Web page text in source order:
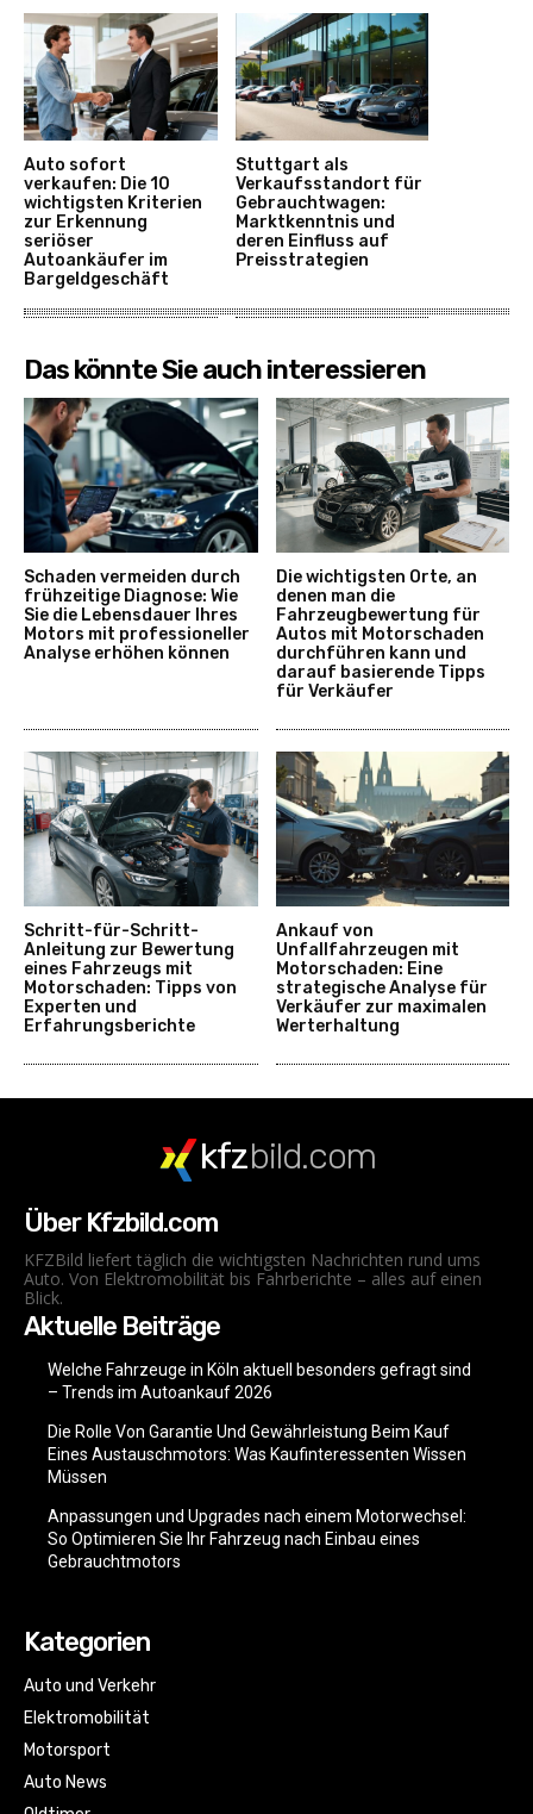
Auto sofort
verkaufen: Die 10
wichtigsten Kriterien
zur Erkennung
seriöser
Autoankäufer im
Bargeldgeschäft
Stuttgart als
Verkaufsstandort für
Gebrauchtwagen:
Marktkenntnis und
deren Einfluss auf
Preisstrategien
Das könnte Sie auch interessieren
Schaden vermeiden durch
frühzeitige Diagnose: Wie
Sie die Lebensdauer Ihres
Motors mit professioneller
Analyse erhöhen können
Die wichtigsten Orte, an
denen man die
Fahrzeugbewertung für
Autos mit Motorschaden
durchführen kann und
darauf basierende Tipps
für Verkäufer
Schritt-für-Schritt-
Anleitung zur Bewertung
eines Fahrzeugs mit
Motorschaden: Tipps von
Experten und
Erfahrungsberichte
Ankauf von
Unfallfahrzeugen mit
Motorschaden: Eine
strategische Analyse für
Verkäufer zur maximalen
Werterhaltung
kfzbild.com
Über Kfzbild.com
KFZBild liefert täglich die wichtigsten Nachrichten rund ums
Auto. Von Elektromobilität bis Fahrberichte – alles auf einen
Blick.
Aktuelle Beiträge
Welche Fahrzeuge in Köln aktuell besonders gefragt sind
– Trends im Autoankauf 2026
Die Rolle Von Garantie Und Gewährleistung Beim Kauf
Eines Austauschmotors: Was Kaufinteressenten Wissen
Müssen
Anpassungen und Upgrades nach einem Motorwechsel:
So Optimieren Sie Ihr Fahrzeug nach Einbau eines
Gebrauchtmotors
Kategorien
Auto und Verkehr
Elektromobilität
Motorsport
Auto News